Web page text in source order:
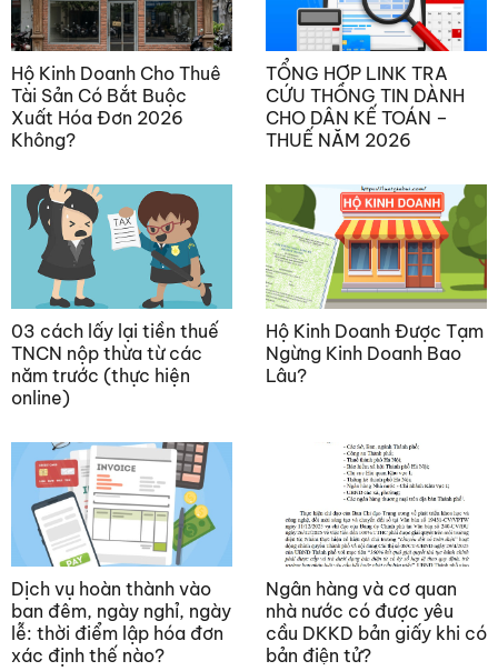
Hộ Kinh Doanh Cho Thuê
Tài Sản Có Bắt Buộc
Xuất Hóa Đơn 2026
Không?
TỔNG HỢP LINK TRA
CỨU THÔNG TIN DÀNH
CHO DÂN KẾ TOÁN –
THUẾ NĂM 2026
03 cách lấy lại tiền thuế
TNCN nộp thừa từ các
năm trước (thực hiện
online)
Hộ Kinh Doanh Được Tạm
Ngừng Kinh Doanh Bao
Lâu?
Dịch vụ hoàn thành vào
ban đêm, ngày nghỉ, ngày
lễ: thời điểm lập hóa đơn
xác định thế nào?
Ngân hàng và cơ quan
nhà nước có được yêu
cầu DKKD bản giấy khi có
bản điện tử?